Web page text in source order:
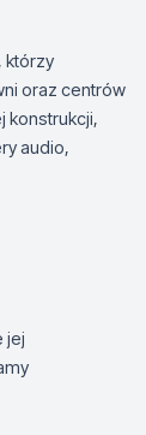
którzy
oraz centrów
konstrukcji,
audio,
jej